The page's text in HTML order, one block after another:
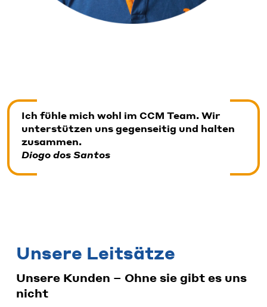
Ich fühle mich wohl im CCM Team. Wir
unterstützen uns gegenseitig und halten
zusammen.
Diogo dos Santos
Unsere Leitsätze
Unsere Kunden – Ohne sie gibt es uns
nicht